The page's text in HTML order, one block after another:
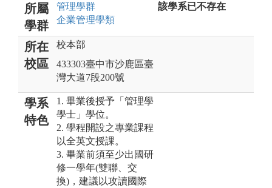
所屬
學群
管理學群
企業管理學類
該學系已不存在
所在
校區
校本部
433303臺中市沙鹿區臺
灣大道7段200號
學系
特色
1. 畢業後授予「管理學
學士」學位。
2. 學程開設之專業課程
以全英文授課。
3. 畢業前須至少出國研
修一學年(雙聯、交
換)，建議以攻讀國際